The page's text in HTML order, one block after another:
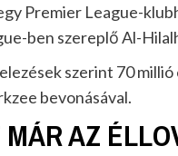
Premier League-
ben szereplő Al-
szerint 70
bevonásával.
AZ